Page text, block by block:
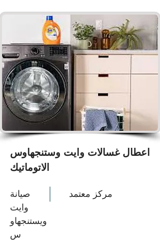
اعطال غسالات وايت وستنجهاوس
الاتوماتيك
صيانة
وايت
ويستنجهاو
س
مركز معتمد